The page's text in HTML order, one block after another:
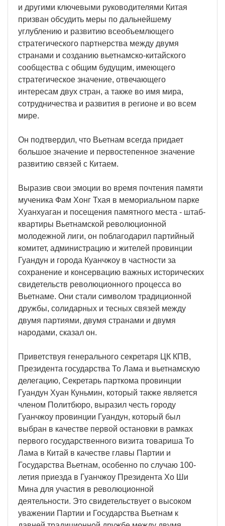
и другими ключевыми руководителями Китая
призван обсудить меры по дальнейшему
углублению и развитию всеобъемлющего
стратегического партнерства между двумя
странами и созданию вьетнамско-китайского
сообщества с общим будущим, имеющего
стратегическое значение, отвечающего
интересам двух стран, а также во имя мира,
сотрудничества и развития в регионе и во всем
мире.
Он подтвердил, что Вьетнам всегда придает
большое значение и первостепенное значение
развитию связей с Китаем.
Выразив свои эмоции во время почтения памяти
мученика Фам Хонг Тхая в мемориальном парке
Хуанхуаган и посещения памятного места - штаб-
квартиры Вьетнамской революционной
молодежной лиги, он поблагодарил партийный
комитет, администрацию и жителей провинции
Гуандун и города Куанчжоу в частности за
сохранение и консервацию важных исторических
свидетельств революционного процесса во
Вьетнаме. Они стали символом традиционной
дружбы, солидарных и тесных связей между
двумя партиями, двумя странами и двумя
народами, сказал он.
Приветствуя генерального секретаря ЦК КПВ,
Президента государства То Лама и вьетнамскую
делегацию, Секретарь парткома провинции
Гуандун Хуан Куньмин, который также является
членом Политбюро, выразил честь городу
Гуанчжоу провинции Гуандун, который был
выбран в качестве первой остановки в рамках
первого государственного визита товариша То
Лама в Китай в качестве главы Партии и
Государства Вьетнам, особенно по случаю 100-
летия приезда в Гуанчжоу Президента Хо Ши
Мина для участия в революционной
деятельности. Это свидетельствует о высоком
уважении Партии и Государства Вьетнам к